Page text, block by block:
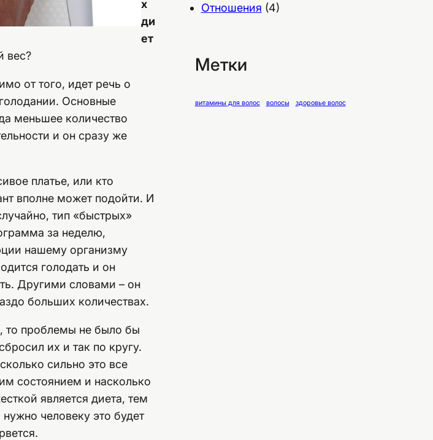
х
ди
ет
вес?
от того, идет речь о
Основные
меньшее количество
и он сразу же
платье, или кто
вполне может подойти. И
тип «быстрых»
за неделю,
нашему организму
голодать и он
Другими словами – он
больших количествах.
то проблемы не было бы
их и так по кругу.
сильно это все
состоянием и насколько
является диета, тем
человеку это будет
Отношения (4)
Метки
витамины для волос волосы здоровье волос